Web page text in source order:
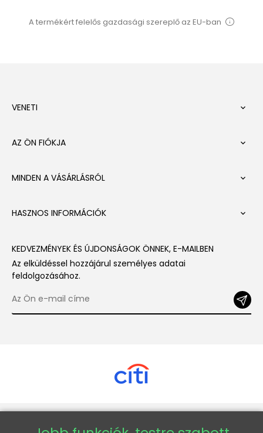
A termékért felelős gazdasági szereplő az EU-ban
VENETI 
AZ ÖN FIÓKJA 
MINDEN A VÁSÁRLÁSRÓL 
HASZNOS INFORMÁCIÓK 
KEDVEZMÉNYEK ÉS ÚJDONSÁGOK ÖNNEK, E-MAILBEN
Az elküldéssel hozzájárul személyes adatai
feldolgozásához.
Copyright © 2026 - Veneti™